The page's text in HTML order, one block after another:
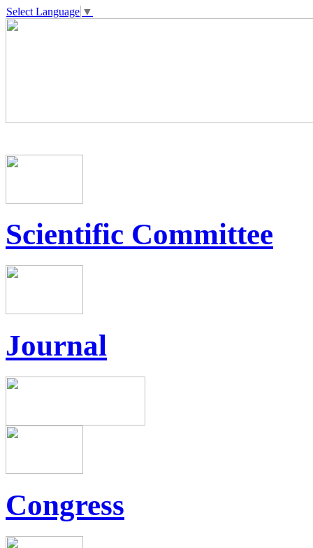
Select Language ▼
Scientific Committee
Journal
Congress